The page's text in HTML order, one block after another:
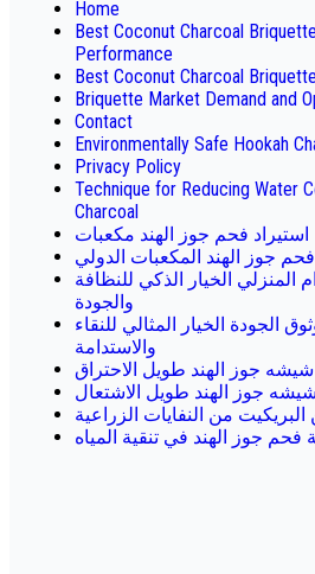
Home
Best Coconut Charcoal
Performance
Best Coconut Charcoal
Briquette Market Demand and
Contact
Environmentally Safe Hookah
Privacy Policy
Technique for Reducing Water
Charcoal
استيراد فحم جوز الهند مكعبات
جوز الهند المكعبات الدولي
المنزلي الخيار الذكي للنظافة
والجودة
الجودة الخيار المثالي للنقاء
والاستدامة
جوز الهند طويل الاحتراق
جوز الهند طويل الاشتعال
من النفايات الزراعية
فحم جوز الهند في تنقية المياه